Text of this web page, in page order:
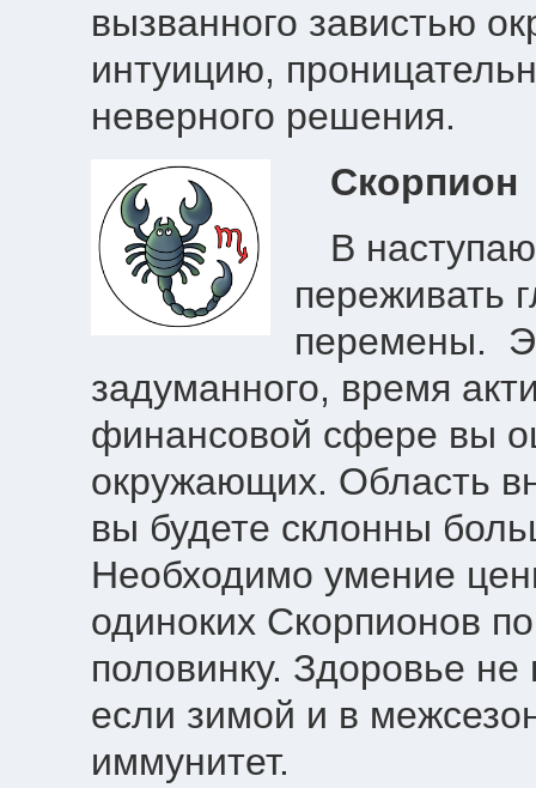
вызванного завистью
интуицию,
неверного решения.
Скорпион
В
переживать
перемены.
задуманного, время
финансовой сфере вы
окружающих. Область
вы будете склонны
Необходимо умение
одиноких Скорпионов
половинку. Здоровье
если зимой и в
иммунитет.